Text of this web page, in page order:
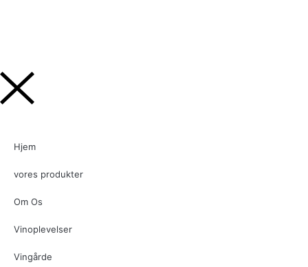
Hjem
vores produkter
Om Os
Vinoplevelser
Vingårde